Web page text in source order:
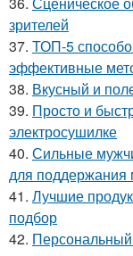
зрителей
37. ТОП-5
эффективные
38. Вкусный и
39. Просто и
электросушилке
40. Сильные
для поддержания
41. Лучшие
подбор
42.